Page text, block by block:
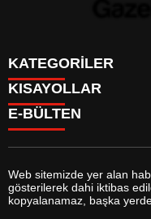
KATEGORİLER
GÜNDEM
DÜNYA
SİYASET
MAGAZİN
SAĞLIK
EĞİTİM
YAŞAM
KISAYOLLAR
BURÇLAR
FİKSTÜR
FİRMA EKLE
FİRMA REHBERİ
E-BÜLTEN
gazeteekonomi.com e-
Web sitemizde yer alan
gösterilerek dahi iktibas
kopyalanamaz, başka